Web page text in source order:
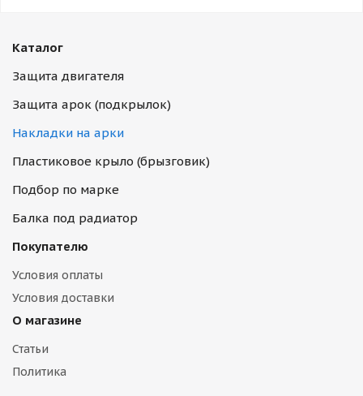
Каталог
Защита двигателя
Защита арок (подкрылок)
Накладки на арки
Пластиковое крыло (брызговик)
Подбор по марке
Балка под радиатор
Покупателю
Условия оплаты
Условия доставки
О магазине
Статьи
Политика